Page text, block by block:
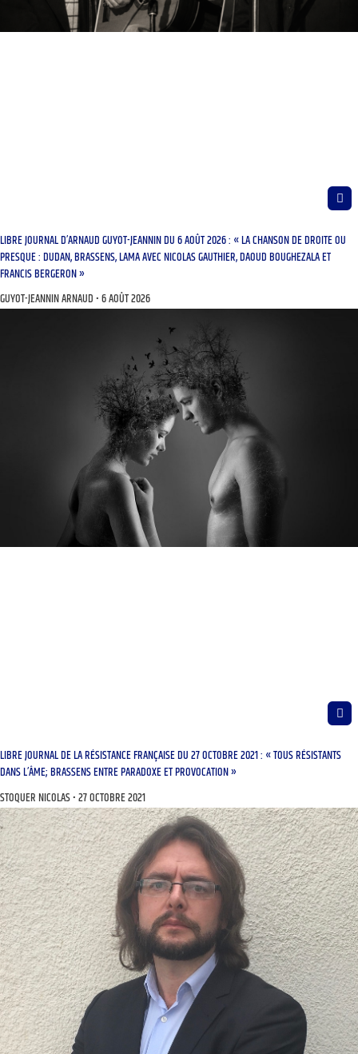
LIBRE JOURNAL D’ARNAUD GUYOT-JEANNIN DU 6 AOÛT 2026 : « LA CHANSON DE DROITE OU
PRESQUE : DUDAN, BRASSENS, LAMA AVEC NICOLAS GAUTHIER, DAOUD BOUGHEZALA ET
FRANCIS BERGERON »
GUYOT-JEANNIN ARNAUD 6 AOÛT 2026
LIBRE JOURNAL DE LA RÉSISTANCE FRANÇAISE DU 27 OCTOBRE 2021 : « TOUS RÉSISTANTS
DANS L’ÂME; BRASSENS ENTRE PARADOXE ET PROVOCATION »
STOQUER NICOLAS 27 OCTOBRE 2021